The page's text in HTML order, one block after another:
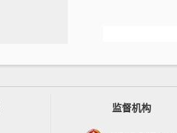
监督机构